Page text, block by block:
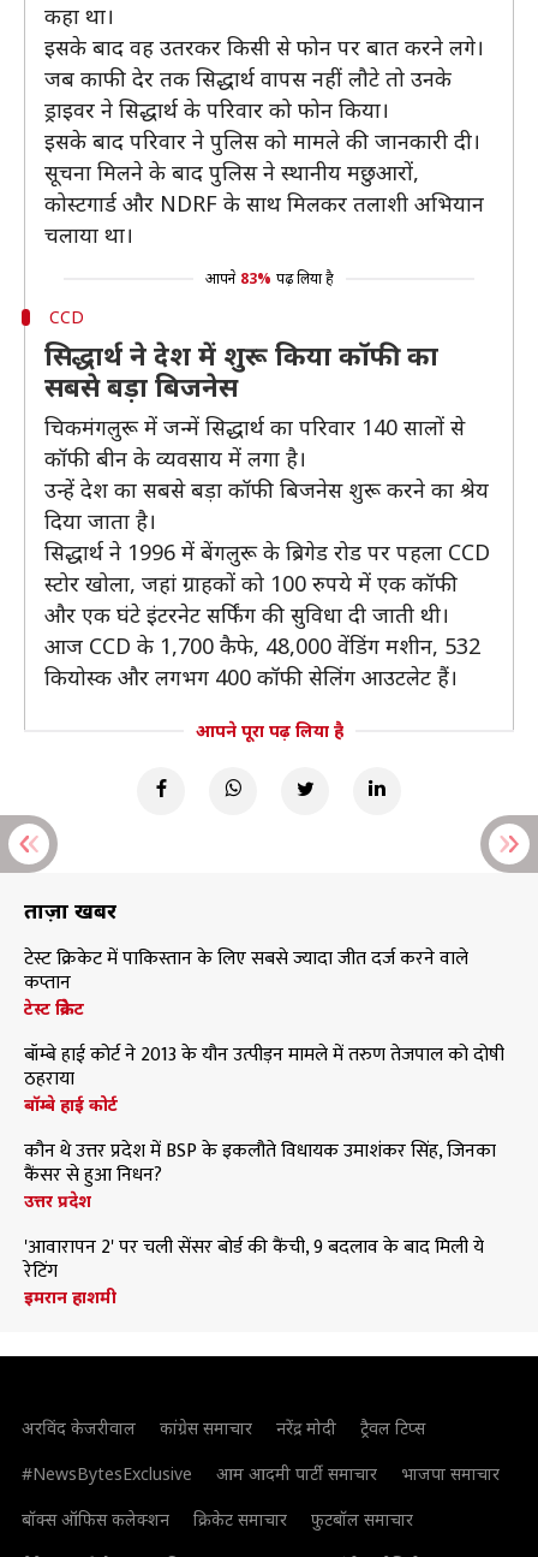
कहा था।
इसके बाद वह उतरकर किसी से फोन पर बात करने लगे।
जब काफी देर तक सिद्धार्थ वापस नहीं लौटे तो उनके
ड्राइवर ने सिद्धार्थ के परिवार को फोन किया।
इसके बाद परिवार ने पुलिस को मामले की जानकारी दी।
सूचना मिलने के बाद पुलिस ने स्थानीय मछुआरों,
कोस्टगार्ड और NDRF के साथ मिलकर तलाशी अभियान
चलाया था।
आपने 83% पढ़ लिया है
CCD
सिद्धार्थ ने देश में शुरू किया कॉफी का
सबसे बड़ा बिजनेस
चिकमंगलुरू में जन्में सिद्धार्थ का परिवार 140 सालों से
कॉफी बीन के व्यवसाय में लगा है।
उन्हें देश का सबसे बड़ा कॉफी बिजनेस शुरू करने का श्रेय
दिया जाता है।
सिद्धार्थ ने 1996 में बेंगलुरू के ब्रिगेड रोड पर पहला CCD
स्टोर खोला, जहां ग्राहकों को 100 रुपये में एक कॉफी
और एक घंटे इंटरनेट सर्फिंग की सुविधा दी जाती थी।
आज CCD के 1,700 कैफे, 48,000 वेंडिंग मशीन, 532
कियोस्क और लगभग 400 कॉफी सेलिंग आउटलेट हैं।
आपने पूरा पढ़ लिया है
ताज़ा खबरें
टेस्ट क्रिकेट में पाकिस्तान के लिए सबसे ज्यादा जीत दर्ज करने वाले
कप्तान
टेस्ट क्रिकेट
बॉम्बे हाई कोर्ट ने 2013 के यौन उत्पीड़न मामले में तरुण तेजपाल को दोषी
ठहराया
बॉम्बे हाई कोर्ट
कौन थे उत्तर प्रदेश में BSP के इकलौते विधायक उमाशंकर सिंह, जिनका
कैंसर से हुआ निधन?
उत्तर प्रदेश
'आवारापन 2' पर चली सेंसर बोर्ड की कैंची, 9 बदलाव के बाद मिली ये
रेटिंग
इमरान हाशमी
अरविंद केजरीवाल कांग्रेस समाचार नरेंद्र मोदी
ट्रैवल टिप्स
#NewsBytesExclusive
आम आदमी पार्टी समाचार
भाजपा समाचार
बॉक्स ऑफिस कलेक्शन
क्रिकेट समाचार
फुटबॉल समाचार